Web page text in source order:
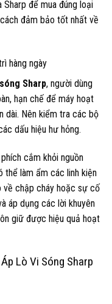
để mua đúng loại
đảm bảo tốt nhất về
hàng ngày
Sharp, người dùng
hạn chế để máy hoạt
dài. Nên kiểm tra các bộ
dấu hiệu hư hỏng.
cắm khỏi nguồn
thể làm ẩm các linh kiện
về chập cháy hoặc sự cố
áp dụng các lời khuyên
giữ được hiệu quả hoạt
Lò Vi Sóng Sharp